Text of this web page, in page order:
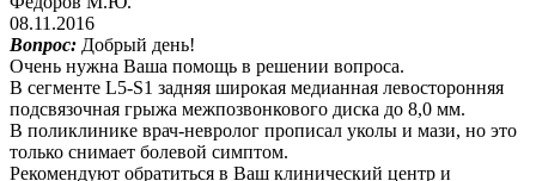
08.11.2016
Вопрос: Добрый день!
Очень нужна Ваша помощь в решении вопроса.
В сегменте L5-S1 задняя широкая медианная левосторонняя
подсвязочная грыжа межпозвонкового диска до 8,0 мм.
В поликлинике врач-невролог прописал уколы и мази, но это
только снимает болевой симптом.
Рекомендуют обратиться в Ваш клинический центр и